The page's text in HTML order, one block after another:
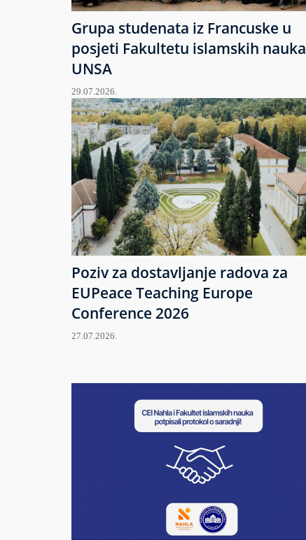
Grupa studenata iz Francuske u
posjeti Fakultetu islamskih nauka
UNSA
29.07.2026.
Poziv za dostavljanje radova za
EUPeace Teaching Europe
Conference 2026
27.07.2026.